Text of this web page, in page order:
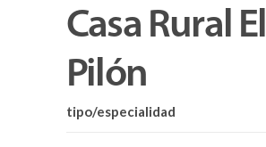
Casa Rural El
Pilón
tipo/especialidad